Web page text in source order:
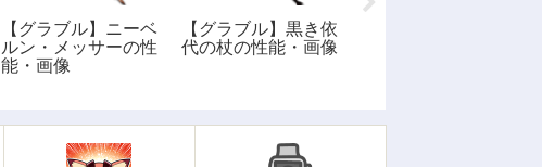
【グラブル】ニーベ
ルン・メッサーの性
能・画像
【グラブル】黒き依
代の杖の性能・画像